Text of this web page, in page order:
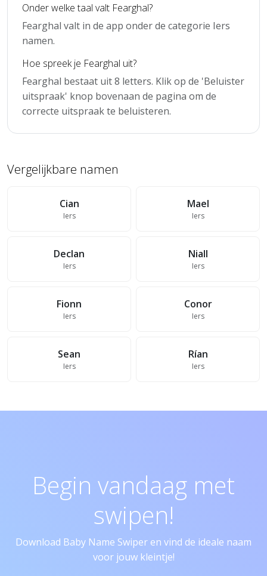
Onder welke taal valt Fearghal?
Fearghal valt in de app onder de categorie Iers
namen.
Hoe spreek je Fearghal uit?
Fearghal bestaat uit 8 letters. Klik op de 'Beluister
uitspraak' knop bovenaan de pagina om de
correcte uitspraak te beluisteren.
Vergelijkbare namen
Cian
Iers
Mael
Iers
Declan
Iers
Niall
Iers
Fionn
Iers
Conor
Iers
Sean
Iers
Rían
Iers
Begin vandaag met
swipen!
Download Baby Name Swiper en vind de ideale naam
voor jouw kleintje!